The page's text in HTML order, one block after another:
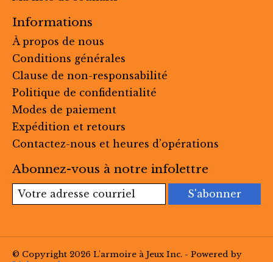
Informations
À propos de nous
Conditions générales
Clause de non-responsabilité
Politique de confidentialité
Modes de paiement
Expédition et retours
Contactez-nous et heures d’opérations
Abonnez-vous à notre infolettre
S'abonner
© Copyright 2026 L'armoire à Jeux Inc. - Powered by